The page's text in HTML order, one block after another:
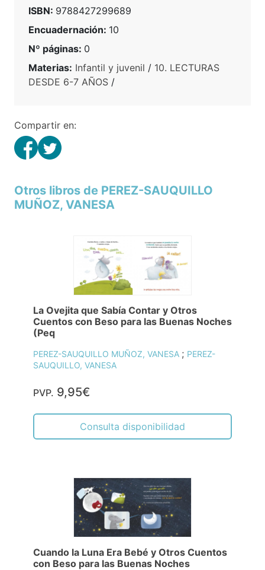
ISBN: 9788427299689
Encuadernación: 10
Nº páginas: 0
Materias: Infantil y juvenil / 10. LECTURAS
DESDE 6-7 AÑOS /
Compartir en:
Otros libros de PEREZ-SAUQUILLO
MUÑOZ, VANESA
La Ovejita que Sabía Contar y Otros
Cuentos con Beso para las Buenas Noches
(Peq
PEREZ-SAUQUILLO MUÑOZ, VANESA ; PEREZ-
SAUQUILLO, VANESA
PVP. 9,95€
Consulta disponibilidad
Cuando la Luna Era Bebé y Otros Cuentos
con Beso para las Buenas Noches